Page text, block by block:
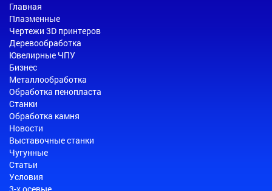
Главная
Плазменные
Чертежи 3D принтеров
Деревообработка
Ювелирные ЧПУ
Бизнес
Металлообработка
Обработка пенопласта
Станки
Обработка камня
Новости
Выставочные станки
Чугунные
Статьи
Условия